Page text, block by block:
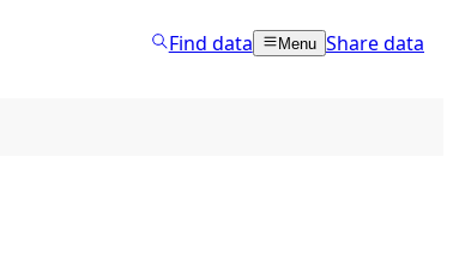
Find data Menu Share data